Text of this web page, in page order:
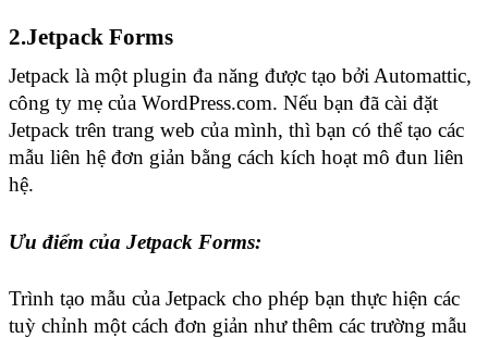
2.Jetpack Forms
Jetpack là một plugin đa năng được tạo bởi Automattic,
công ty mẹ của WordPress.com. Nếu bạn đã cài đặt
Jetpack trên trang web của mình, thì bạn có thể tạo các
mẫu liên hệ đơn giản bằng cách kích hoạt mô đun liên
hệ.
Ưu điểm của Jetpack Forms:
Trình tạo mẫu của Jetpack cho phép bạn thực hiện các
tuỳ chỉnh một cách đơn giản như thêm các trường mẫu